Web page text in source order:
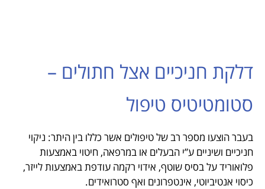
דלקת חניכיים אצל חתולים –
סטומטיטיס טיפול
בעבר הוצעו מספר רב של טיפולים אשר כללו בין היתר: ניקוי
חניכיים ושיניים ע”י הבעלים או במרפאה, חיטוי באמצעות
פלואוריד על בסיס שוטף, אידוי רקמה עודפת באמצעות לייזר,
כיסוי אנטיביוטי, אינטפרונים ואף סטרואידים.